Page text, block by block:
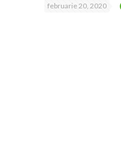
februarie 20, 2020